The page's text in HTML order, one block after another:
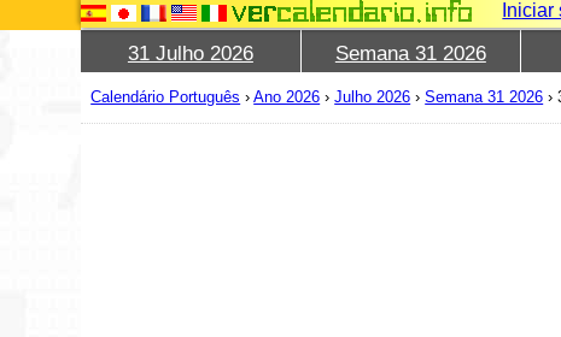
Iniciar
31 Julho 2026 Semana 31 2026
Calendário Português ›Ano 2026 ›Julho 2026 ›Semana 31 2026 ›